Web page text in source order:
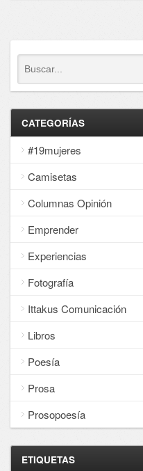
CATEGORÍAS
#19mujeres
Camisetas
Columnas Opinión
Emprender
Experiencias
Fotografía
Ittakus Comunicación
Libros
Poesía
Prosa
Prosopoesía
ETIQUETAS